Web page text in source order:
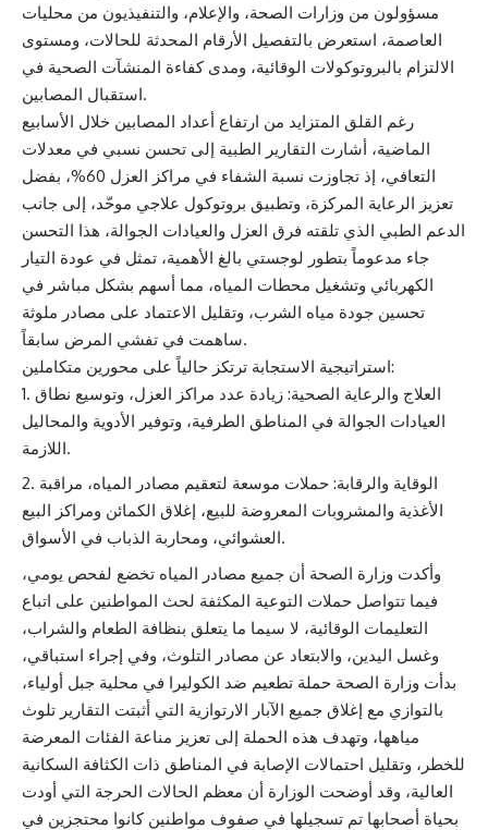
مسؤولون من وزارات الصحة، والإعلام، والتنفيذيون من محليات
العاصمة، استعرض بالتفصيل الأرقام المحدثة للحالات، ومستوى
الالتزام بالبروتوكولات الوقائية، ومدى كفاءة المنشآت الصحية في
استقبال المصابين.
رغم القلق المتزايد من ارتفاع أعداد المصابين خلال الأسابيع
الماضية، أشارت التقارير الطبية إلى تحسن نسبي في معدلات
التعافي، إذ تجاوزت نسبة الشفاء في مراكز العزل 60%، بفضل
تعزيز الرعاية المركزة، وتطبيق بروتوكول علاجي موحّد، إلى جانب
الدعم الطبي الذي تلقته فرق العزل والعيادات الجوالة، هذا التحسن
جاء مدعوماً بتطور لوجستي بالغ الأهمية، تمثل في عودة التيار
الكهربائي وتشغيل محطات المياه، مما أسهم بشكل مباشر في
تحسين جودة مياه الشرب، وتقليل الاعتماد على مصادر ملوثة
ساهمت في تفشي المرض سابقاً.
استراتيجية الاستجابة ترتكز حالياً على محورين متكاملين:
العلاج والرعاية الصحية: زيادة عدد مراكز العزل، وتوسيع نطاق
العيادات الجوالة في المناطق الطرفية، وتوفير الأدوية والمحاليل
اللازمة.
الوقاية والرقابة: حملات موسعة لتعقيم مصادر المياه، مراقبة
الأغذية والمشروبات المعروضة للبيع، إغلاق الكمائن ومراكز البيع
العشوائي، ومحاربة الذباب في الأسواق.
وأكدت وزارة الصحة أن جميع مصادر المياه تخضع لفحص يومي،
فيما تتواصل حملات التوعية المكثفة لحث المواطنين على اتباع
التعليمات الوقائية، لا سيما ما يتعلق بنظافة الطعام والشراب،
وغسل اليدين، والابتعاد عن مصادر التلوث، وفي إجراء استباقي،
بدأت وزارة الصحة حملة تطعيم ضد الكوليرا في محلية جبل أولياء،
بالتوازي مع إغلاق جميع الآبار الارتوازية التي أثبتت التقارير تلوث
مياهها، وتهدف هذه الحملة إلى تعزيز مناعة الفئات المعرضة
للخطر، وتقليل احتمالات الإصابة في المناطق ذات الكثافة السكانية
العالية، وقد أوضحت الوزارة أن معظم الحالات الحرجة التي أودت
بحياة أصحابها تم تسجيلها في صفوف مواطنين كانوا محتجزين في